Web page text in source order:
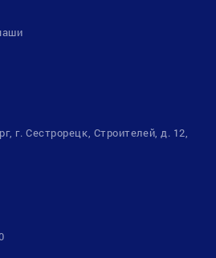
г. Сестрорецк, Строителей, д. 12,